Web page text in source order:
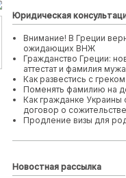
Юридическая
Внимание! В Греции
ожидающих ВНЖ
Гражданство Греции:
аттестат и фамилия
Как развестись с
Поменять фамилию на
Как гражданке
договор о
Продление визы для
Новостная рассылка